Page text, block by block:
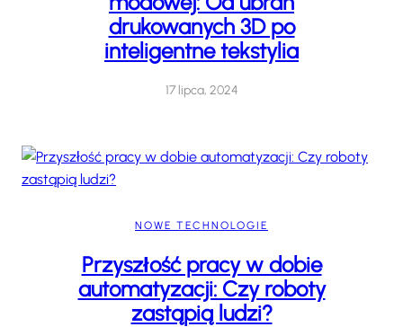
drukowanych 3D po
inteligentne tekstylia
17 lipca, 2024
NOWE TECHNOLOGIE
Przyszłość pracy w dobie
automatyzacji: Czy roboty
zastąpią ludzi?